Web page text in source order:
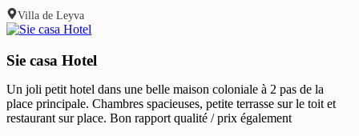
Villa de Leyva
Sie casa Hotel
Un joli petit hotel dans une belle maison coloniale à 2 pas de la
place principale. Chambres spacieuses, petite terrasse sur le toit et
restaurant sur place. Bon rapport qualité / prix également